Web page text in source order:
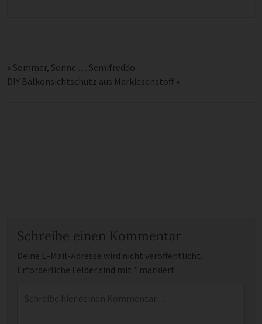
« Sommer, Sonne … Semifreddo
DIY Balkonsichtschutz aus Markiesenstoff »
Schreibe einen Kommentar
Deine E-Mail-Adresse wird nicht veröffentlicht.
Erforderliche Felder sind mit * markiert